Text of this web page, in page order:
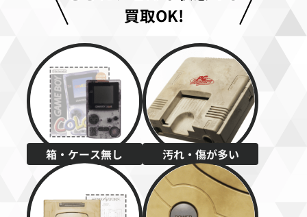
買取OK!
箱・ケース無し 汚れ・傷が多い